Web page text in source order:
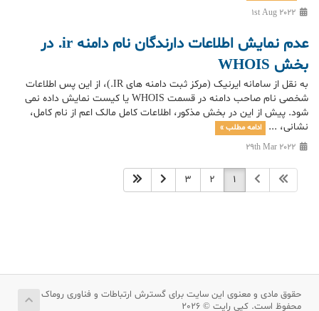
عدم نمایش اطلاعات دارندگان نام دامنه ir. در
بخش WHOIS
به نقل از سامانه ایرنیک (مرکز ثبت دامنه های IR.)، از این پس اطلاعات
شخصی نام صاحب دامنه در قسمت WHOIS یا کیست نمایش داده نمی
شود. پیش از این در بخش مذکور، اطلاعات کامل مالک اعم از نام کامل،
نشانی، ...
ادامه مطلب »
1
2
3
حقوق مادی و معنوی این سایت برای گسترش ارتباطات و فناوری روماک
محفوظ است. کپی رایت © 2026